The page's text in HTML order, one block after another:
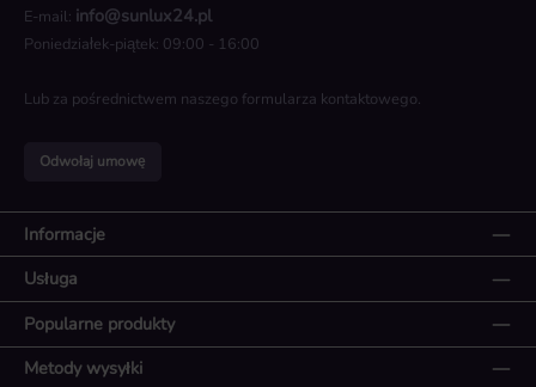
E-mail: info@sunlux24.pl
Poniedziałek-piątek: 09:00 - 16:00
Lub za pośrednictwem naszego formularza kontaktowego.
Odwołaj umowę
Informacje
Usługa
Popularne produkty
Metody wysyłki